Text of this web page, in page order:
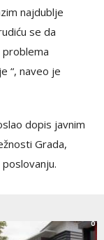
najdublje
se da
problema
“, naveo je
dopis javnim
Grada,
0